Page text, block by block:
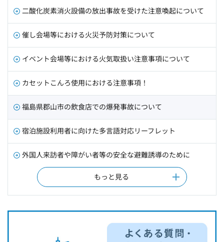
二酸化炭素消火設備の放出事故を受けた注意喚起について
催し会場等における火災予防対策について
イベント会場等における火気取扱い注意事項について
カセットこんろ使用における注意事項！
福島県郡山市の飲食店での爆発事故について
宿泊施設利用者に向けた多言語対応リーフレット
外国人来訪者や障がい者等の安全な避難誘導のために
もっと見る